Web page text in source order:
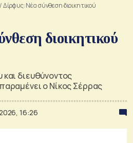
/Δίρφυς: Νέα σύνθεση διοικητικού
διοικητικού
διευθύνοντος
ο Νίκος Σέρρας
16:26